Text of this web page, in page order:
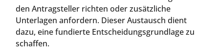
den Antragsteller richten oder zusätzliche
Unterlagen anfordern. Dieser Austausch dient
dazu, eine fundierte Entscheidungsgrundlage zu
schaffen.